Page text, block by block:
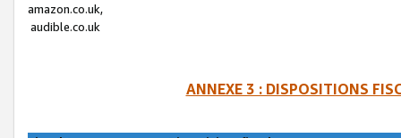
amazon.co.uk,
audible.co.uk
ANNEXE 3 : DISPOSITIONS